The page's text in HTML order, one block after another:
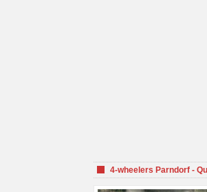
4-wheelers Parndorf -